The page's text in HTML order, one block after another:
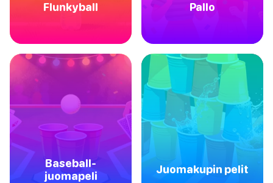
Flunkyball Pallo
Baseball-
juomapeli
Juomakupin pelit